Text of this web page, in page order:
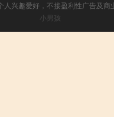
人兴趣爱好，不接盈利性广告及商
小男孩